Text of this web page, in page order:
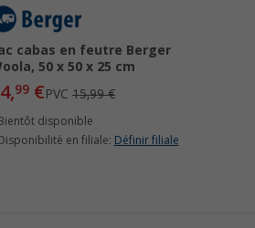
cabas en feutre Berger
50 x 50 x 25 cm
99 €PVC15,99 €
disponible
en filiale: Définir filiale